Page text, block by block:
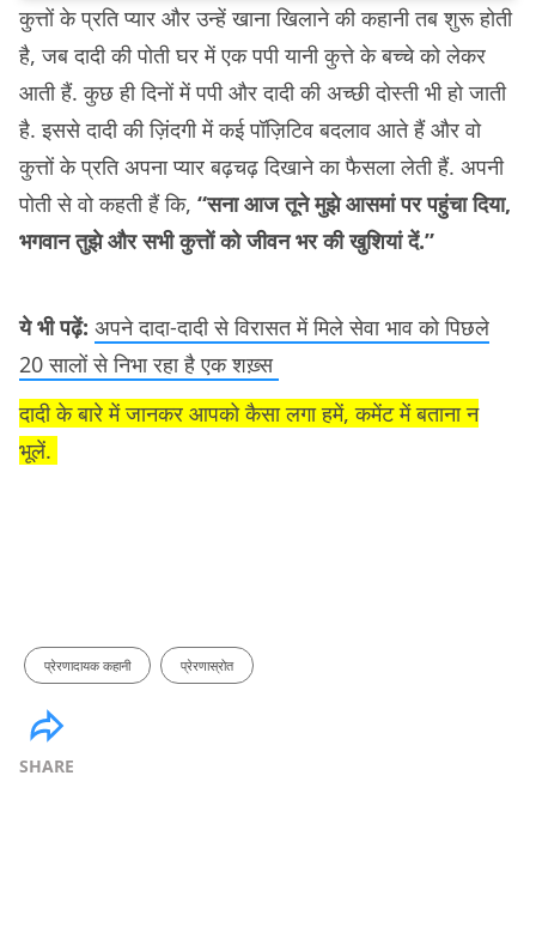
कुत्तों के प्रति प्यार और उन्हें खाना खिलाने की कहानी तब शुरू होती
है, जब दादी की पोती घर में एक पपी यानी कुत्ते के बच्चे को लेकर
आती हैं. कुछ ही दिनों में पपी और दादी की अच्छी दोस्ती भी हो जाती
है. इससे दादी की ज़िंदगी में कई पॉज़िटिव बदलाव आते हैं और वो
कुत्तों के प्रति अपना प्यार बढ़चढ़ दिखाने का फैसला लेती हैं. अपनी
पोती से वो कहती हैं कि, “सना आज तूने मुझे आसमां पर पहुंचा दिया,
भगवान तुझे और सभी कुत्तों को जीवन भर की खुशियां दें.”
ये भी पढ़ें: अपने दादा-दादी से विरासत में मिले सेवा भाव को पिछले
20 सालों से निभा रहा है एक शख़्स
दादी के बारे में जानकर आपको कैसा लगा हमें, कमेंट में बताना न
भूलें.
प्रेरणादायक कहानी प्रेरणास्रोत
SHARE